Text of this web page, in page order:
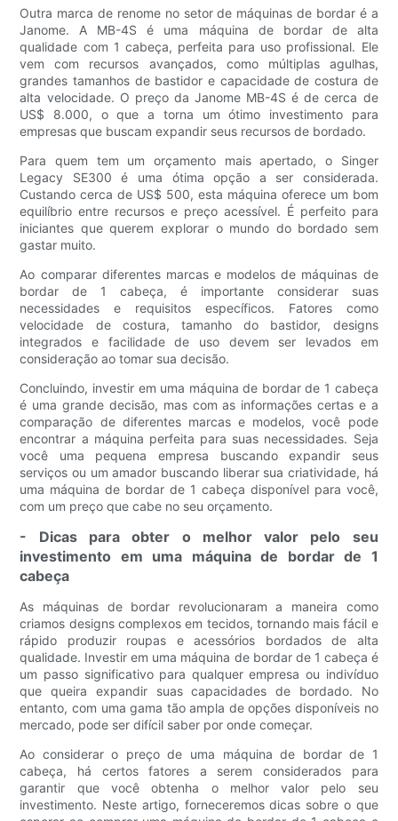
Outra marca de renome no setor de máquinas de bordar é a
Janome. A MB-4S é uma máquina de bordar de alta
qualidade com 1 cabeça, perfeita para uso profissional. Ele
vem com recursos avançados, como múltiplas agulhas,
grandes tamanhos de bastidor e capacidade de costura de
alta velocidade. O preço da Janome MB-4S é de cerca de
US$ 8.000, o que a torna um ótimo investimento para
empresas que buscam expandir seus recursos de bordado.
Para quem tem um orçamento mais apertado, o Singer
Legacy SE300 é uma ótima opção a ser considerada.
Custando cerca de US$ 500, esta máquina oferece um bom
equilíbrio entre recursos e preço acessível. É perfeito para
iniciantes que querem explorar o mundo do bordado sem
gastar muito.
Ao comparar diferentes marcas e modelos de máquinas de
bordar de 1 cabeça, é importante considerar suas
necessidades e requisitos específicos. Fatores como
velocidade de costura, tamanho do bastidor, designs
integrados e facilidade de uso devem ser levados em
consideração ao tomar sua decisão.
Concluindo, investir em uma máquina de bordar de 1 cabeça
é uma grande decisão, mas com as informações certas e a
comparação de diferentes marcas e modelos, você pode
encontrar a máquina perfeita para suas necessidades. Seja
você uma pequena empresa buscando expandir seus
serviços ou um amador buscando liberar sua criatividade, há
uma máquina de bordar de 1 cabeça disponível para você,
com um preço que cabe no seu orçamento.
- Dicas para obter o melhor valor pelo seu
investimento em uma máquina de bordar de 1
cabeça
As máquinas de bordar revolucionaram a maneira como
criamos designs complexos em tecidos, tornando mais fácil e
rápido produzir roupas e acessórios bordados de alta
qualidade. Investir em uma máquina de bordar de 1 cabeça é
um passo significativo para qualquer empresa ou indivíduo
que queira expandir suas capacidades de bordado. No
entanto, com uma gama tão ampla de opções disponíveis no
mercado, pode ser difícil saber por onde começar.
Ao considerar o preço de uma máquina de bordar de 1
cabeça, há certos fatores a serem considerados para
garantir que você obtenha o melhor valor pelo seu
investimento. Neste artigo, forneceremos dicas sobre o que